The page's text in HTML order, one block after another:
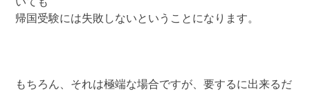
いても
帰国受験には失敗しないということになります。
もちろん、それは極端な場合ですが、要するに出来るだ